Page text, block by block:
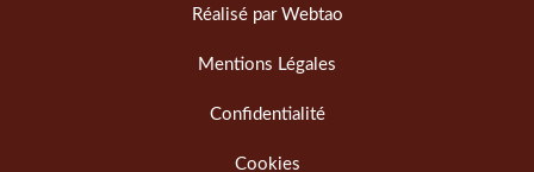
Réalisé par Webtao
Mentions Légales
Confidentialité
Cookies